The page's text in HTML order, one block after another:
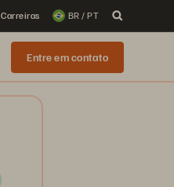
Carreiras BR / PT
Entre em contato